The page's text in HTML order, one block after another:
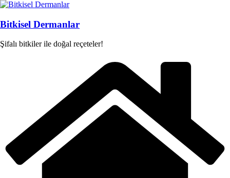
Skip
content
Bitkisel Dermanlar
Şifalı bitkiler ile doğal reçeteler!